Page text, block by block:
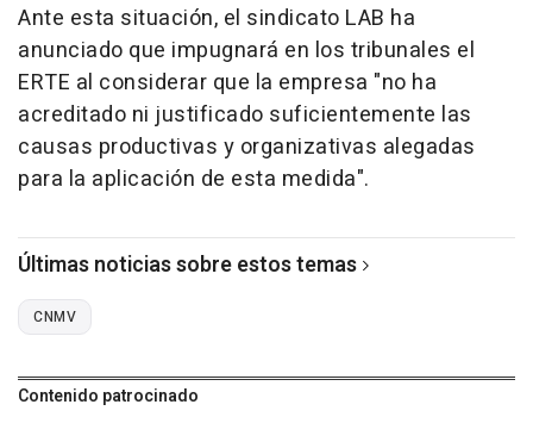
Ante esta situación, el sindicato LAB ha
anunciado que impugnará en los tribunales el
ERTE al considerar que la empresa "no ha
acreditado ni justificado suficientemente las
causas productivas y organizativas alegadas
para la aplicación de esta medida".
Últimas noticias sobre estos temas
CNMV
Contenido patrocinado